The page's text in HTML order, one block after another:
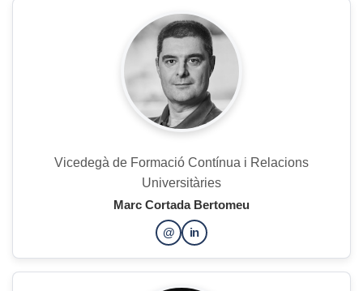
Vicedegà de Formació Contínua i Relacions
Universitàries
Marc Cortada Bertomeu
@
in